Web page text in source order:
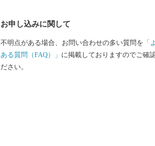
お申し込みに関して
不明点がある場合、お問い合わせの多い質問を 「
ある質問（FAQ）」 に掲載しておりますのでご確
ださい。